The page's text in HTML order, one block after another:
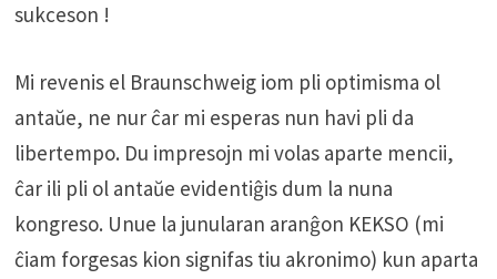
sukceson !
Mi revenis el Braunschweig iom pli optimisma ol
antaŭe, ne nur ĉar mi esperas nun havi pli da
libertempo. Du impresojn mi volas aparte mencii,
ĉar ili pli ol antaŭe evidentiĝis dum la nuna
kongreso. Unue la junularan aranĝon KEKSO (mi
ĉiam forgesas kion signifas tiu akronimo) kun aparta